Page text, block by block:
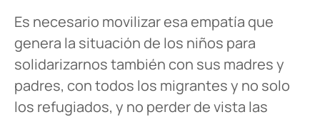
Es necesario movilizar esa empatía que
genera la situación de los niños para
solidarizarnos también con sus madres y
padres, con todos los migrantes y no solo
los refugiados, y no perder de vista las